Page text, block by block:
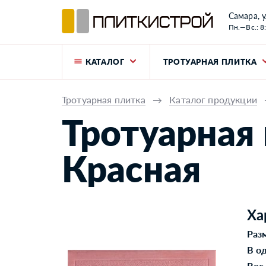
Самара,
Пн.—Вс.:
КАТАЛОГ ТРОТУАРНАЯ ПЛИТКА
Тротуарная плитка → Каталог продукции
Красная
В